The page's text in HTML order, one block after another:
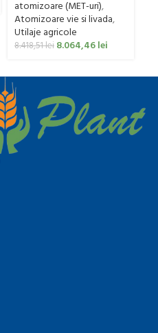
Clasic, 200 litri
atomizoare (MET-uri),
Atomizoare vie si livada,
Utilaje agricole
8.418,51lei 8.064,46lei